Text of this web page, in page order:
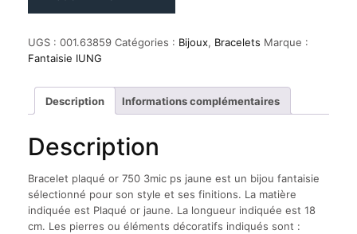
or
750
jaune
UGS : 001.63859 Catégories : Bijoux, Bracelets Marque :
Fantaisie IUNG
Description Informations complémentaires
Description
Bracelet plaqué or 750 3mic ps jaune est un bijou fantaisie
sélectionné pour son style et ses finitions. La matière
indiquée est Plaqué or jaune. La longueur indiquée est 18
cm. Les pierres ou éléments décoratifs indiqués sont :